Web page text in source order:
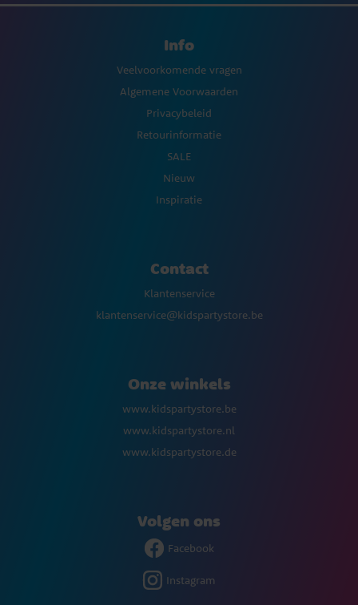
Info
Veelvoorkomende vragen
Algemene Voorwaarden
Privacybeleid
Retourinformatie
SALE
Nieuw
Inspiratie
Contact
Klantenservice
klantenservice@kidspartystore.be
Onze winkels
www.kidspartystore.be
www.kidspartystore.nl
www.kidspartystore.de
Volgen ons
Facebook
Instagram